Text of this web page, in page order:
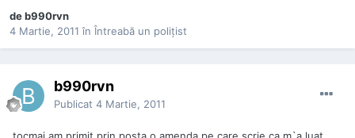
deb990rvn
4 Martie, 2011 în Întreabă un poliţist
b990rvn
Publicat 4 Martie, 2011